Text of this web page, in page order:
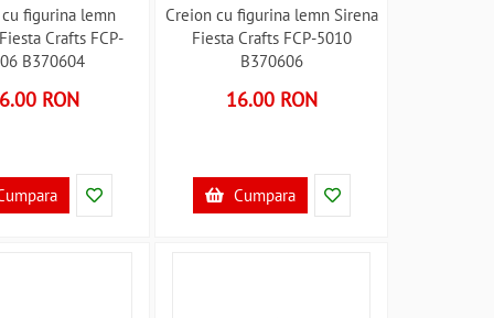
figurina lemn
Crafts FCP-
B370604
RON
Creion cu figurina lemn Sirena
Fiesta Crafts FCP-5010
B370606
16.00 RON
Cumpara